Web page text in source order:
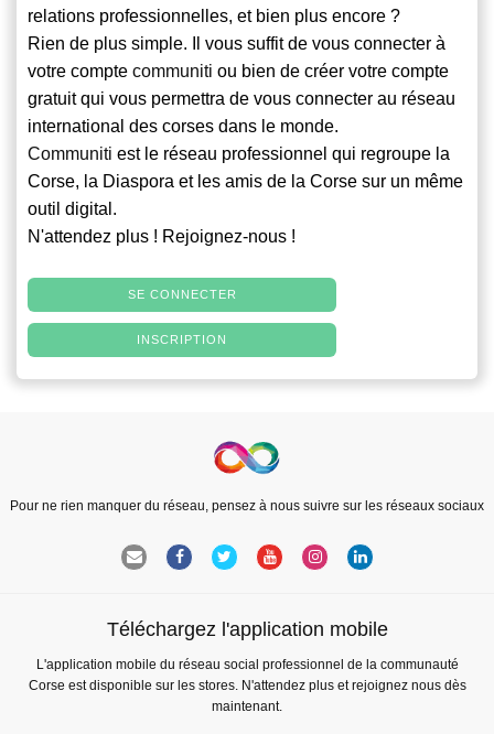
relations professionnelles, et bien plus encore ?
Rien de plus simple. Il vous suffit de vous connecter à
votre compte communiti ou bien de créer votre compte
gratuit qui vous permettra de vous connecter au réseau
international des corses dans le monde.
Communiti est le réseau professionnel qui regroupe la
Corse, la Diaspora et les amis de la Corse sur un même
outil digital.
N'attendez plus ! Rejoignez-nous !
SE CONNECTER
INSCRIPTION
Pour ne rien manquer du réseau, pensez à nous suivre sur les réseaux sociaux
Téléchargez l'application mobile
L'application mobile du réseau social professionnel de la communauté
Corse est disponible sur les stores. N'attendez plus et rejoignez nous dès
maintenant.